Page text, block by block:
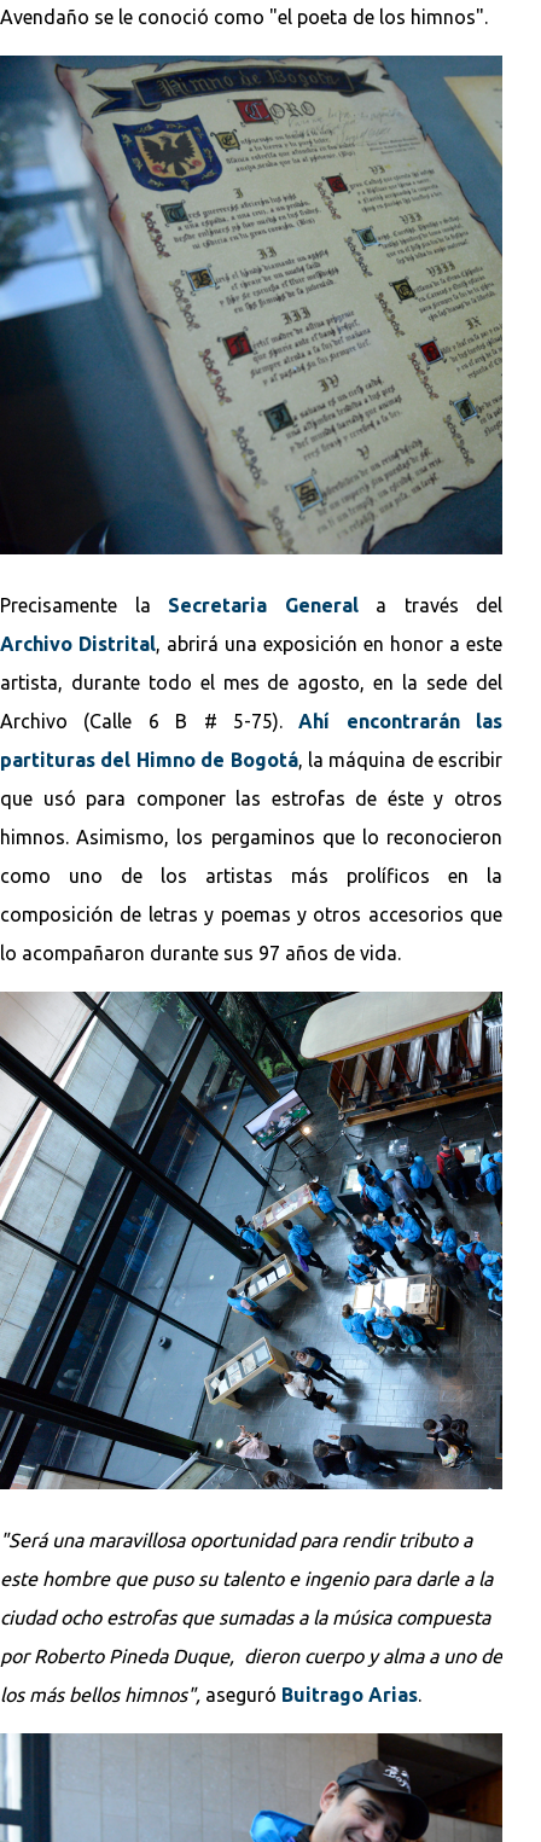
Avendaño se le conoció como "el poeta de los himnos".
Precisamente la Secretaria Generala través del
Archivo Distrital, abrirá una exposición en honor a este
artista, durante todo el mes de agosto, en la sede del
Archivo (Calle 6 B # 5-75).Ahí encontrarán las
partituras del Himno de Bogotá, la máquina de escribir
que usó para componer las estrofas de éste y otros
himnos. Asimismo, los pergaminos que lo reconocieron
como uno de los artistas más prolíficos en la
composición de letras y poemas y otros accesorios que
lo acompañaron durante sus 97 años de vida.
"Será una maravillosa oportunidad para rendir tributo a
este hombre que puso su talento e ingenio para darle a la
ciudad ocho estrofas que sumadas a la música compuesta
por Roberto Pineda Duque, dieron cuerpo y alma a uno de
los más bellos himnos", aseguró Buitrago Arias.